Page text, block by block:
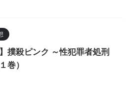
】撲殺ピンク ～性犯罪者処刑
巻）